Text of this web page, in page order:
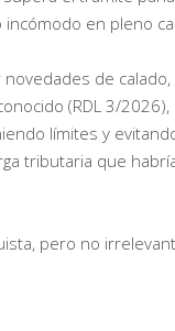
en pleno
de
(RDL 3/
límites y
tributaria que
pero no